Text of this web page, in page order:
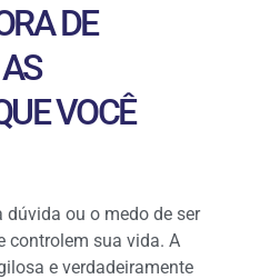
DE
VOCÊ
dúvida ou o medo de ser
controlem sua vida. A
e verdadeiramente